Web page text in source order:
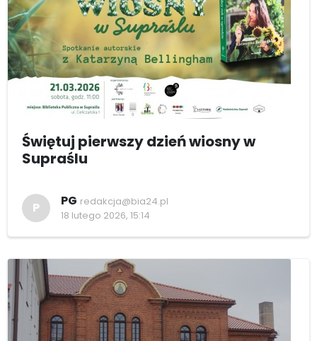
Świętuj pierwszy dzień wiosny w
Supraślu
P PG redakcja@bia24.pl
18 lutego 2026, 15:14